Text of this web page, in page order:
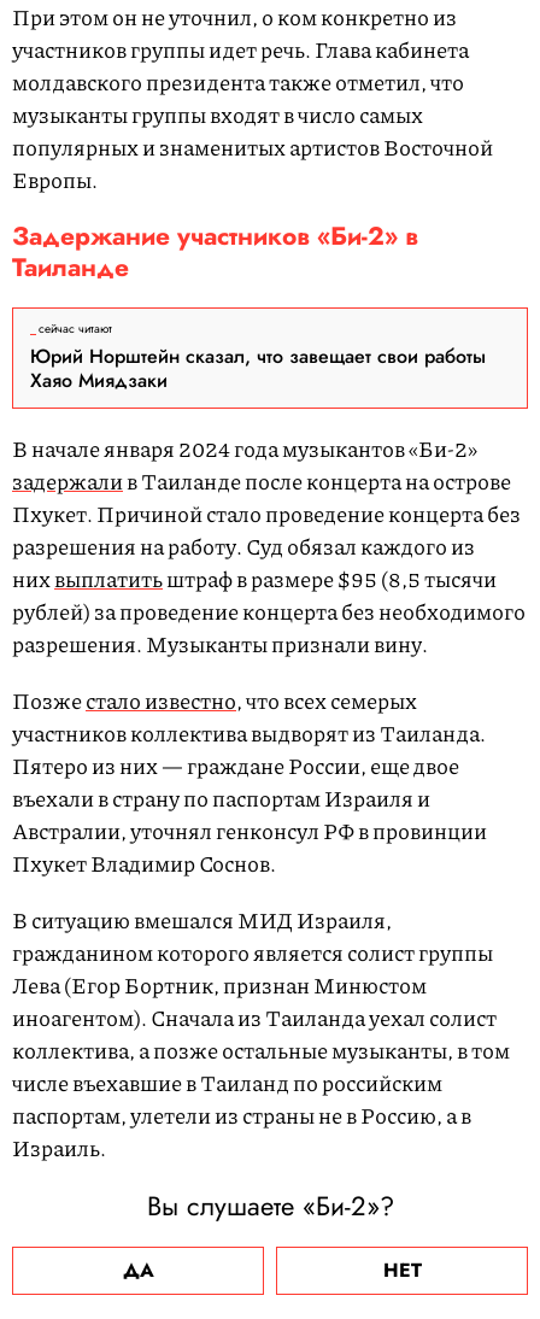
При этом он не уточнил, о ком конкретно из
участников группы идет речь. Глава кабинета
молдавского президента также отметил, что
музыканты группы входят в число самых
популярных и знаменитых артистов Восточной
Европы.
Задержание участников «Би-2» в
Таиланде
сейчас читают
Юрий Норштейн сказал, что завещает свои работы
Хаяо Миядзаки
В начале января 2024 года музыкантов «Би-2»
задержалив Таиланде после концерта на острове
Пхукет. Причиной стало проведение концерта без
разрешения на работу. Суд обязал каждого из
нихвыплатитьштраф в размере $95 (8,5 тысячи
рублей) за проведение концерта без необходимого
разрешения. Музыканты признали вину.
Позжестало известно, что всех семерых
участников коллектива выдворят из Таиланда.
Пятеро из них — граждане России, еще двое
въехали в страну по паспортам Израиля и
Австралии, уточнял генконсул РФ в провинции
Пхукет Владимир Соснов.
В ситуацию вмешался МИД Израиля,
гражданином которого является солист группы
Лева (Егор Бортник, признан Минюстом
иноагентом). Сначала из Таиланда уехал солист
коллектива, а позже остальные музыканты, в том
числе въехавшие в Таиланд по российским
паспортам, улетели из страны не в Россию, а в
Израиль.
Вы слушаете «Би-2»?
ДА НЕТ